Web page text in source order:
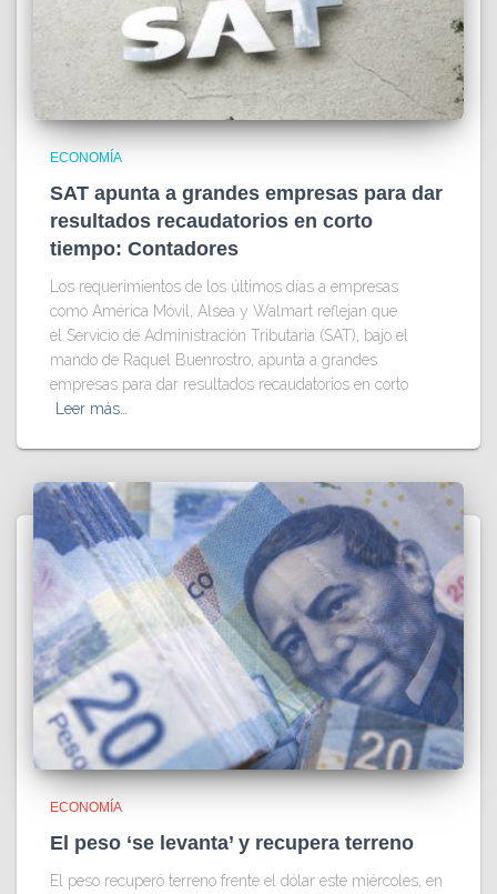
ECONOMÍA
SAT apunta a grandes empresas para dar
resultados recaudatorios en corto
tiempo: Contadores
Los requerimientos de los últimos días a empresas
como América Móvil, Alsea y Walmart reflejan que
el Servicio de Administración Tributaria (SAT), bajo el
mando de Raquel Buenrostro, apunta a grandes
empresas para dar resultados recaudatorios en corto
Leer más…
ECONOMÍA
El peso ‘se levanta’ y recupera terreno
El peso recuperó terreno frente el dólar este miércoles, en